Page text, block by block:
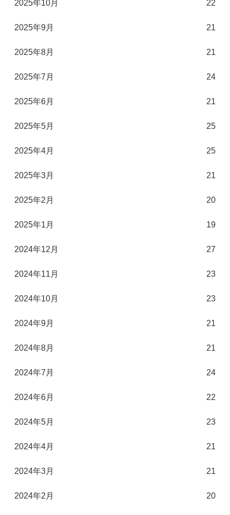
2025年10月 22
2025年9月 21
2025年8月 21
2025年7月 24
2025年6月 21
2025年5月 25
2025年4月 25
2025年3月 21
2025年2月 20
2025年1月 19
2024年12月 27
2024年11月 23
2024年10月 23
2024年9月 21
2024年8月 21
2024年7月 24
2024年6月 22
2024年5月 23
2024年4月 21
2024年3月 21
2024年2月 20